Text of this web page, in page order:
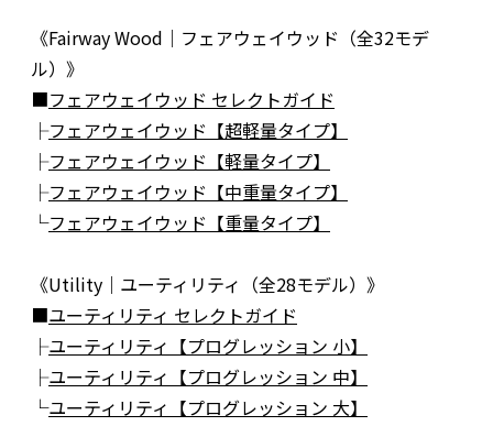
《Fairway Wood｜フェアウェイウッド（全32モデ
ル）》
■フェアウェイウッド セレクトガイド
├フェアウェイウッド【超軽量タイプ】
├フェアウェイウッド【軽量タイプ】
├フェアウェイウッド【中重量タイプ】
└フェアウェイウッド【重量タイプ】
《Utility｜ユーティリティ（全28モデル）》
■ユーティリティ セレクトガイド
├ユーティリティ【プログレッション 小】
├ユーティリティ【プログレッション 中】
└ユーティリティ【プログレッション 大】